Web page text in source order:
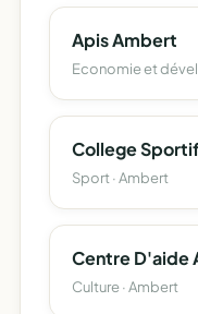
Apis Ambert
Economie et
College
Sport · Ambert
Culture · Ambert